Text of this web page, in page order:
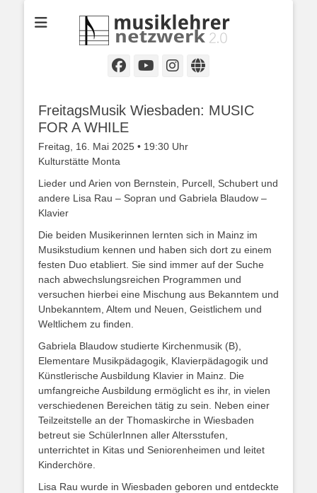
Selbständige Musikpädagoginnen und Musikpädagogen in
Wiesbaden
Facebook
YouTube
Instagram
Website
FreitagsMusik Wiesbaden: MUSIC
FOR A WHILE
Freitag, 16. Mai 2025 • 19:30 Uhr
Kulturstätte Monta
Lieder und Arien von Bernstein, Purcell, Schubert und
andere Lisa Rau – Sopran und Gabriela Blaudow –
Klavier
Die beiden Musikerinnen lernten sich in Mainz im
Musikstudium kennen und haben sich dort zu einem
festen Duo etabliert. Sie sind immer auf der Suche
nach abwechslungsreichen Programmen und
versuchen hierbei eine Mischung aus Bekanntem und
Unbekanntem, Altem und Neuen, Geistlichem und
Weltlichem zu finden.
Gabriela Blaudow studierte Kirchenmusik (B),
Elementare Musikpädagogik, Klavierpädagogik und
Künstlerische Ausbildung Klavier in Mainz. Die
umfangreiche Ausbildung ermöglicht es ihr, in vielen
verschiedenen Bereichen tätig zu sein. Neben einer
Teilzeitstelle an der Thomaskirche in Wiesbaden
betreut sie SchülerInnen aller Altersstufen,
unterrichtet in Kitas und Seniorenheimen und leitet
Kinderchöre.
Lisa Rau wurde in Wiesbaden geboren und entdeckte